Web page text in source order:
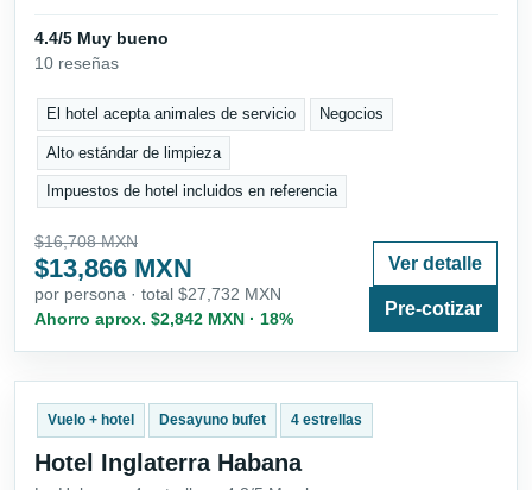
4.4/5 Muy bueno
10 reseñas
El hotel acepta animales de servicio Negocios
Alto estándar de limpieza
Impuestos de hotel incluidos en referencia
$16,708 MXN
$13,866 MXN
por persona · total $27,732 MXN
Ahorro aprox. $2,842 MXN · 18%
Ver detalle
Pre-cotizar
Vuelo + hotel Desayuno bufet 4 estrellas
Hotel Inglaterra Habana